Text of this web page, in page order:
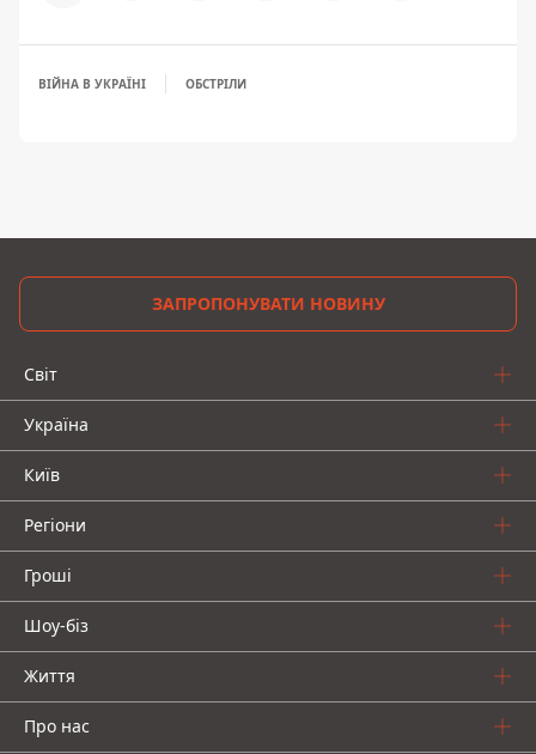
ВІЙНА В УКРАЇНІ ОБСТРІЛИ
ЗАПРОПОНУВАТИ НОВИНУ
Світ
Україна
Київ
Регіони
Гроші
Шоу-біз
Життя
Про нас